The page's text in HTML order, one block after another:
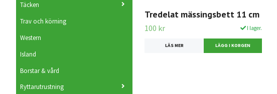
Täcken
Trav och körning
Western
Island
Borstar & vård
Ryttarutrustning
Tredelat mässingsbett 11 cm
100 kr I lager.
LÄS MER